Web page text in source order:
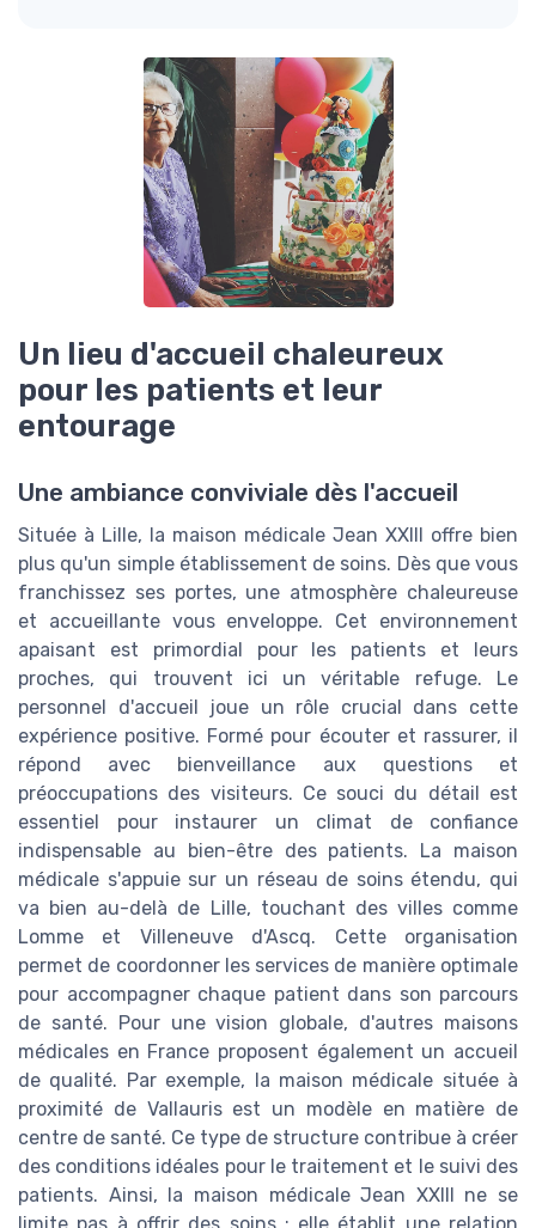
Un lieu d'accueil chaleureux
pour les patients et leur
entourage
Une ambiance conviviale dès l'accueil
Située à Lille, la maison médicale Jean XXIII offre bien
plus qu'un simple établissement de soins. Dès que vous
franchissez ses portes, une atmosphère chaleureuse
et accueillante vous enveloppe. Cet environnement
apaisant est primordial pour les patients et leurs
proches, qui trouvent ici un véritable refuge. Le
personnel d'accueil joue un rôle crucial dans cette
expérience positive. Formé pour écouter et rassurer, il
répond avec bienveillance aux questions et
préoccupations des visiteurs. Ce souci du détail est
essentiel pour instaurer un climat de confiance
indispensable au bien-être des patients. La maison
médicale s'appuie sur un réseau de soins étendu, qui
va bien au-delà de Lille, touchant des villes comme
Lomme et Villeneuve d'Ascq. Cette organisation
permet de coordonner les services de manière optimale
pour accompagner chaque patient dans son parcours
de santé. Pour une vision globale, d'autres maisons
médicales en France proposent également un accueil
de qualité. Par exemple, la maison médicale située à
proximité de Vallauris est un modèle en matière de
centre de santé. Ce type de structure contribue à créer
des conditions idéales pour le traitement et le suivi des
patients. Ainsi, la maison médicale Jean XXIII ne se